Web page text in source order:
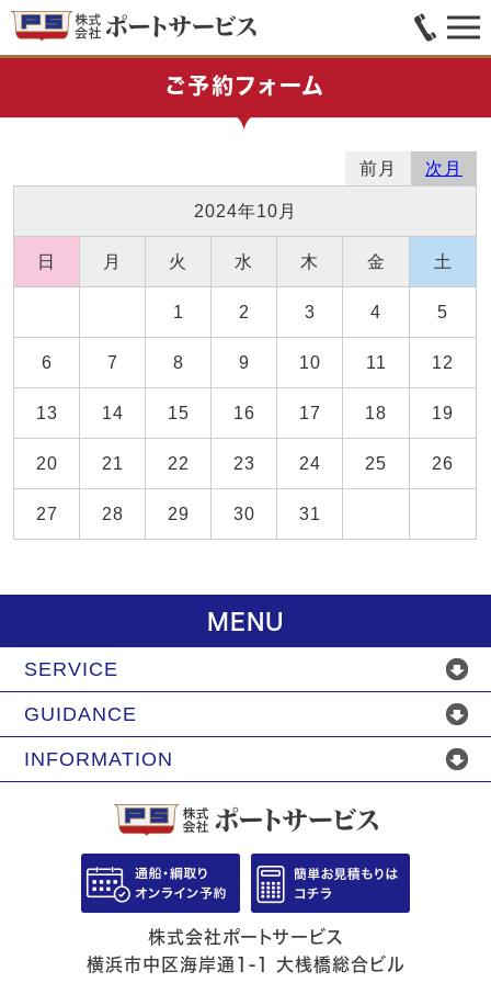
ご予約フォーム
前月 次月
2024年10月
日 月 火 水 木 金 土
1 2 3 4 5
6 7 8 9 10 11 12
13 14 15 16 17 18 19
20 21 22 23 24 25 26
27 28 29 30 31
MENU
SERVICE
GUIDANCE
INFORMATION
株式会社ポートサービス
横浜市中区海岸通1-1 大桟橋総合ビル